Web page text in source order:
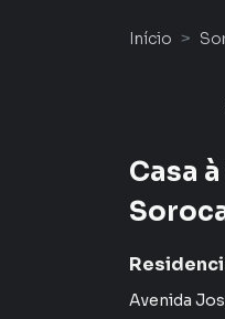
Início
Casa
Avenida